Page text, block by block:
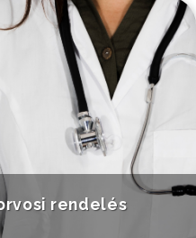
rendelés